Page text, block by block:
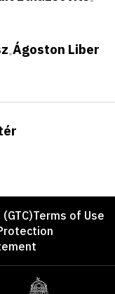
•Ágoston Liber
Terms of Use